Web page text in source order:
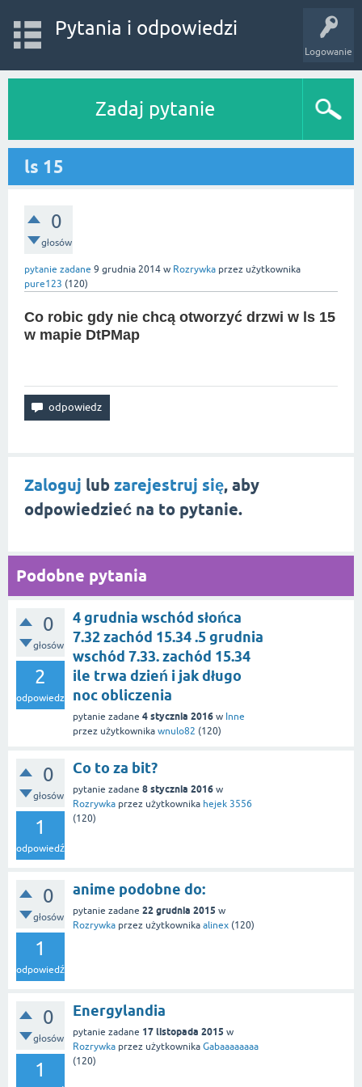
Logowanie
Pytania i odpowiedzi
Zadaj pytanie
ls 15
0
głosów
pytanie zadane 9 grudnia 2014 w Rozrywka przez użytkownika
pure123 (120)
Co robic gdy nie chcą otworzyć drzwi w ls 15
w mapie DtPMap
Zaloguj lub zarejestruj się, aby
odpowiedzieć na to pytanie.
Podobne pytania
0
głosów
2
odpowiedzi
4 grudnia wschód słońca
7.32 zachód 15.34 .5 grudnia
wschód 7.33. zachód 15.34
ile trwa dzień i jak długo
noc obliczenia
pytanie zadane 4 stycznia 2016 w Inne
przez użytkownika wnulo82 (120)
0
głosów
1
odpowiedź
Co to za bit?
pytanie zadane 8 stycznia 2016 w
Rozrywka przez użytkownika hejek 3556
(120)
0
głosów
1
odpowiedź
anime podobne do:
pytanie zadane 22 grudnia 2015 w
Rozrywka przez użytkownika alinex (120)
0
głosów
1
Energylandia
pytanie zadane 17 listopada 2015 w
Rozrywka przez użytkownika Gabaaaaaaaa
(120)